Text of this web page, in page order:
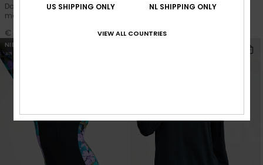
Dames Zwart Oversized T-shirt
met korte mouwen
€ 35,00
Dames Blauw Loose denim
€ 75,00
NIEUW
US SHIPPING ONLY NL SHIPPING ONLY
VIEW ALL COUNTRIES